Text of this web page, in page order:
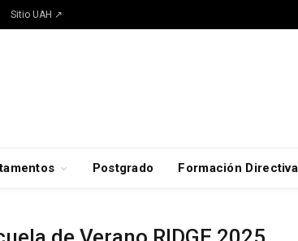
Sitio UAH ↗
Postgrado Formación Directiva